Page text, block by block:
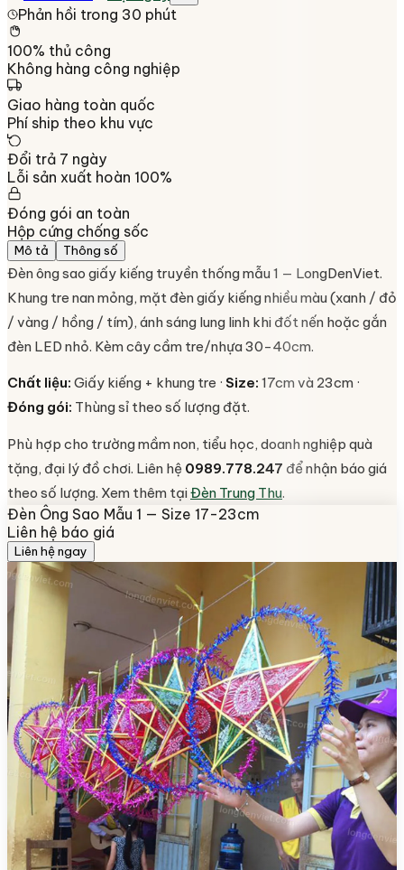
Phản hồi trong 30 phút
100% thủ công
Không hàng công nghiệp
Giao hàng toàn quốc
Phí ship theo khu vực
Đổi trả 7 ngày
Lỗi sản xuất hoàn 100%
Đóng gói an toàn
Hộp cứng chống sốc
Mô tả Thông số
Đèn ông sao giấy kiếng truyền thống mẫu 1 — LongDenViet.
Khung tre nan mỏng, mặt đèn giấy kiếng nhiều màu (xanh / đỏ
/ vàng / hồng / tím), ánh sáng lung linh khi đốt nến hoặc gắn
đèn LED nhỏ. Kèm cây cầm tre/nhựa 30-40cm.
Chất liệu: Giấy kiếng + khung tre · Size: 17cm và 23cm ·
Đóng gói: Thùng sỉ theo số lượng đặt.
Phù hợp cho trường mầm non, tiểu học, doanh nghiệp quà
tặng, đại lý đồ chơi. Liên hệ 0989.778.247 để nhận báo giá
theo số lượng. Xem thêm tạiĐèn Trung Thu.
Đèn Ông Sao Mẫu 1 — Size 17-23cm
Liên hệ báo giá
Liên hệ ngay